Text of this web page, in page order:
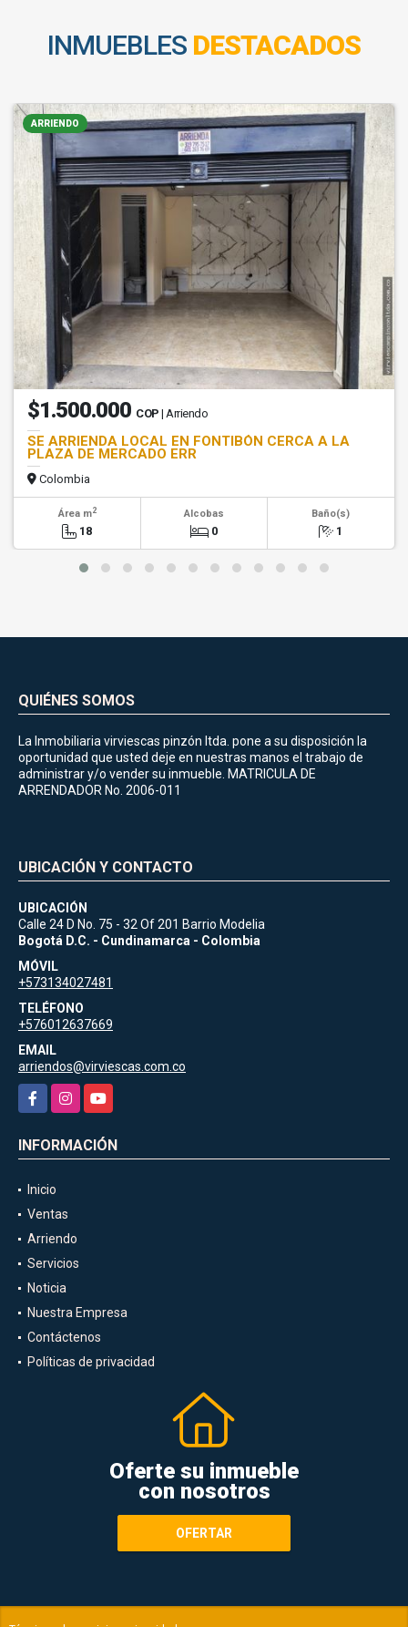
INMUEBLES DESTACADOS
ARRIENDO
$1.500.000 COP | Arriendo
SE ARRIENDA LOCAL EN FONTIBÓN CERCA A LA
PLAZA DE MERCADO ERR
Colombia
Área m2
18
Alcobas
0
Baño(s)
1
QUIÉNES SOMOS
La Inmobiliaria virviescas pinzón ltda. pone a su disposición la
oportunidad que usted deje en nuestras manos el trabajo de
administrar y/o vender su inmueble. MATRICULA DE
ARRENDADOR No. 2006-011
UBICACIÓN Y CONTACTO
UBICACIÓN
Calle 24 D No. 75 - 32 Of 201 Barrio Modelia
Bogotá D.C. - Cundinamarca - Colombia
MÓVIL
+573134027481
TELÉFONO
+576012637669
EMAIL
arriendos@virviescas.com.co
FacebookInstagramYouTube
INFORMACIÓN
Inicio
Ventas
Arriendo
Servicios
Noticia
Nuestra Empresa
Contáctenos
Políticas de privacidad
Oferte su inmueble
con nosotros
OFERTAR